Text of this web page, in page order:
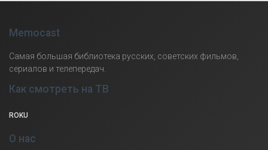
Memocast
Самая большая библиотека русских, советских фильмов,
сериалов и телепередач.
Как смотреть на ТВ
ROKU
О нас